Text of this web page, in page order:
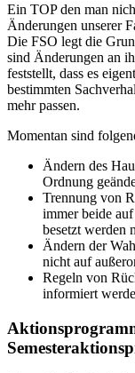
Ein TOP den man
Änderungen unserer
Die FSO legt die
sind Änderungen an
feststellt, dass es
bestimmten
mehr passen.
Momentan sind
Ändern des
Ordnung
Trennung von
immer beide
besetzt werden
Ändern der
nicht auf
Regeln von
informiert